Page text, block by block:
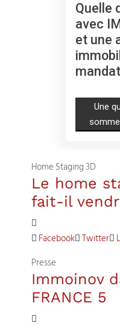
Quelle
avec
et une
Une
Home Staging 3D
Le home
fait-il
Facebook Twitter
Presse
Immoinov
FRANCE 5